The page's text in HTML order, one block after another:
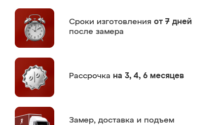
Сроки изготовления от 7 дней
после замера
Рассрочка на 3, 4, 6 месяцев
Замер, доставка и подъем